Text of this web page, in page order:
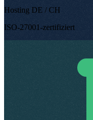
Hosting DE / CH
ISO-27001-zertifiziert